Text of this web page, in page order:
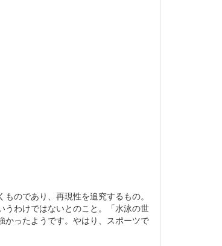
のであり、再現性を追究するもの。
うわけではないとのこと。「水泳の世
ったようです。やはり、スポーツで